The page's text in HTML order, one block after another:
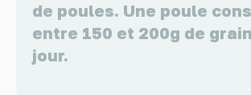
de poules. Une poule
entre 150 et 200g de
jour.